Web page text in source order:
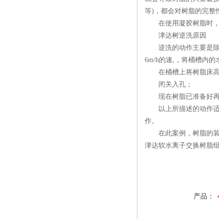
等)，都会对树脂的完整
在使用凝胶树脂时，
津达树逆洗原因
逆洗的动作主要是除
6m/h的速,，将桶槽内的
在桶槽上将树脂床高
闭关入孔；
现在树脂已准备好再
以上所描述的动作适
作。
在此案例，树脂的装
津达软水离子交换树脂
产品：